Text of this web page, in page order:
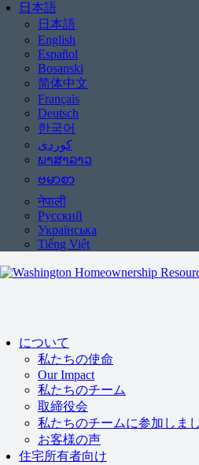
日本語
日本語
English
Español
Bosanski
简体中文
Français
Deutsch
한국어
ພາສາລາວ
ဗမာစာ
नेपाली
Русский
Українська
Tiếng Việt
について
私たちの使命
Our Impact
私たちのチーム
取締役会
私たちのチームに参加しま
お客様の声
住宅所有者向け